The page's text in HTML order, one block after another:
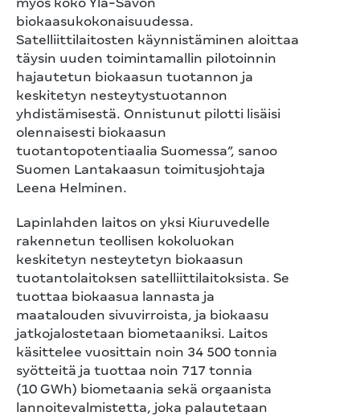
biokaasukokonaisuudessa.
Satelliittilaitosten käynnistäminen aloittaa
täysin uuden toimintamallin pilotoinnin
hajautetun biokaasun tuotannon ja
keskitetyn nesteytystuotannon
yhdistämisestä. Onnistunut pilotti lisäisi
olennaisesti biokaasun
tuotantopotentiaalia Suomessa”, sanoo
Suomen Lantakaasun toimitusjohtaja
Leena Helminen.
Lapinlahden laitos on yksi Kiuruvedelle
rakennetun teollisen kokoluokan
keskitetyn nesteytetyn biokaasun
tuotantolaitoksen satelliittilaitoksista. Se
tuottaa biokaasua lannasta ja
maatalouden sivuvirroista, ja biokaasu
jatkojalostetaan biometaaniksi. Laitos
käsittelee vuosittain noin 34 500 tonnia
syötteitä ja tuottaa noin 717 tonnia
(10 GWh) biometaania sekä orgaanista
lannoitevalmistetta, joka palautetaan